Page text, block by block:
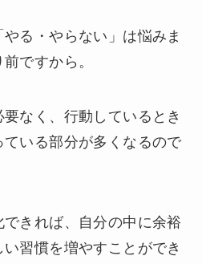
る・やらない」は悩みま
ですから。
なく、行動しているとき
ている部分が多くなるので
きれば、
自分の中に余裕
習慣を増やすことができ